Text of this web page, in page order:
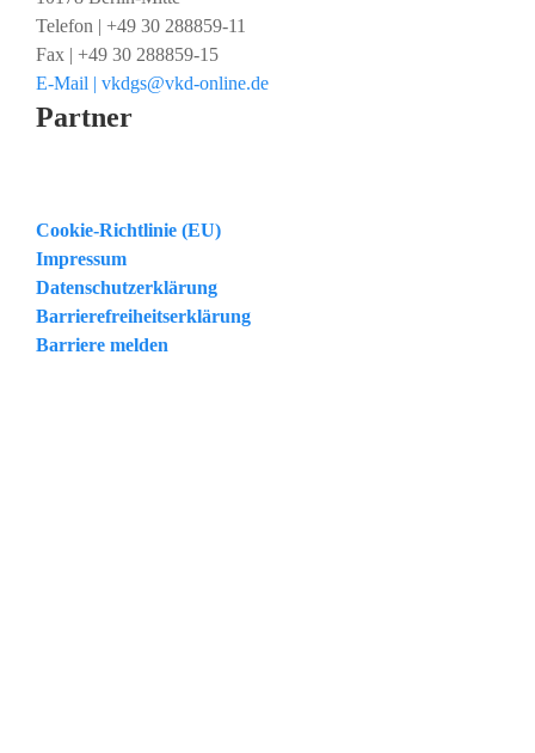
Telefon | +49 30 288859-11
Fax | +49 30 288859-15
E-Mail | vkdgs@vkd-online.de
Partner
Cookie-Richtlinie (EU)
Impressum
Datenschutzerklärung
Barrierefreiheitserklärung
Barriere melden